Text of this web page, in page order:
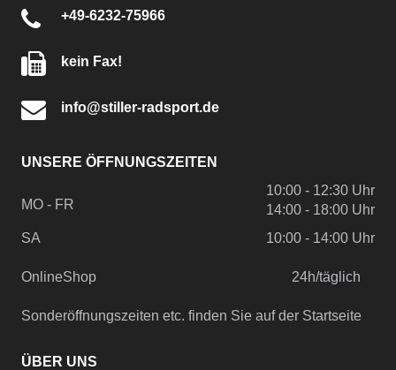
+49-6232-75966
kein Fax!
info@stiller-radsport.de
UNSERE ÖFFNUNGSZEITEN
MO - FR
10:00 - 12:30 Uhr
14:00 - 18:00 Uhr
SA
10:00 - 14:00 Uhr
OnlineShop 24h/täglich
Sonderöffnungszeiten etc. finden Sie auf der Startseite
ÜBER UNS